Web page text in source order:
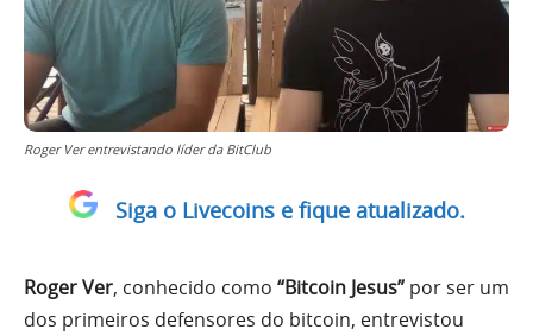
Roger Ver entrevistando líder da BitClub
Siga o Livecoins e fique atualizado.
Roger Ver, conhecido como “Bitcoin Jesus” por ser um
dos primeiros defensores do bitcoin, entrevistou